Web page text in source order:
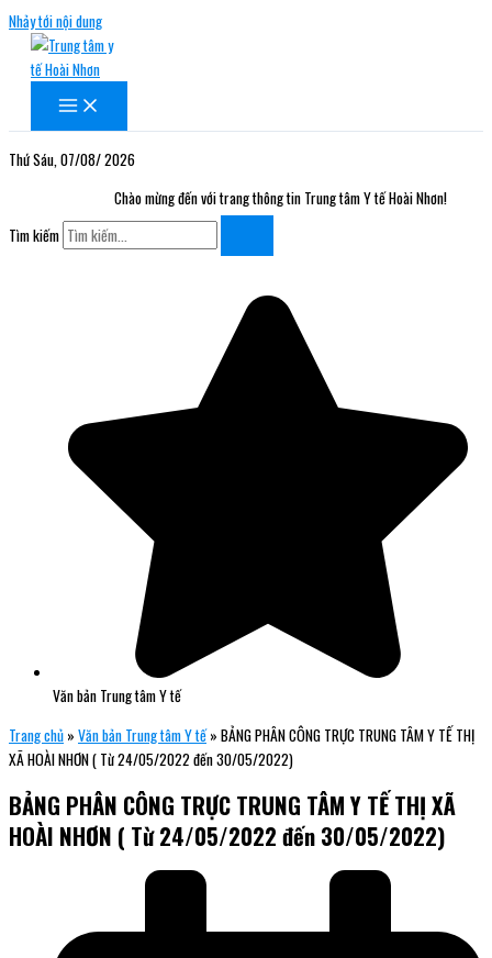
Nhảy tới nội dung
Thứ Sáu, 07/08/ 2026
Chào mừng đến với trang thông tin Trung tâm Y tế Hoài Nhơn!
Tìm kiếm
Văn bản Trung tâm Y tế
Trang chủ » Văn bản Trung tâm Y tế» BẢNG PHÂN CÔNG TRỰC TRUNG TÂM Y TẾ THỊ
XÃ HOÀI NHƠN ( Từ 24/05/2022 đến 30/05/2022)
BẢNG PHÂN CÔNG TRỰC TRUNG TÂM Y TẾ THỊ XÃ
HOÀI NHƠN ( Từ 24/05/2022 đến 30/05/2022)